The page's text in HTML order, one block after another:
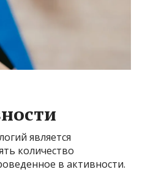
является
количество
в активности.